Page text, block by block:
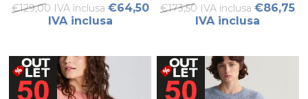
€129,00 IVA inclusa €64,50
IVA inclusa
€173,50 IVA inclusa €86,75
IVA inclusa